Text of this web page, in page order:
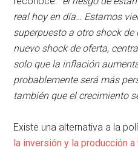
real hoy en día… Estamos
superpuesto a otro shock
nuevo shock de oferta,
solo que la inflación
probablemente será más
también que el crecimiento
Existe una alternativa a la
la inversión y la producción